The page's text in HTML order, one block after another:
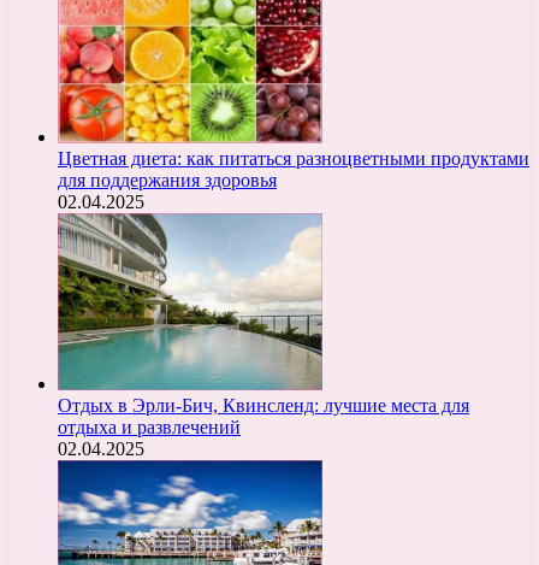
Цветная диета: как питаться разноцветными продуктами
для поддержания здоровья
02.04.2025
Отдых в Эрли-Бич, Квинсленд: лучшие места для
отдыха и развлечений
02.04.2025